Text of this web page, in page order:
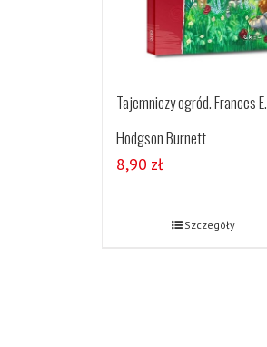
Tajemniczy ogród. Frances E.
Hodgson Burnett
8,90 zł
Szczegóły